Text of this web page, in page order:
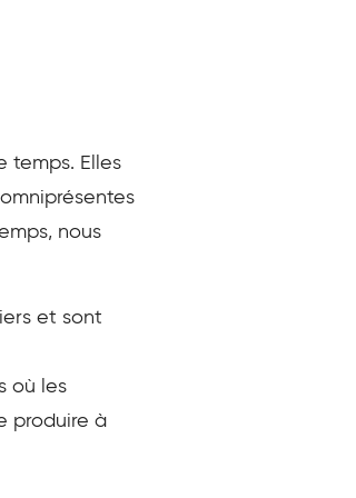
temps. Elles
nous
et sont
où les
produire à